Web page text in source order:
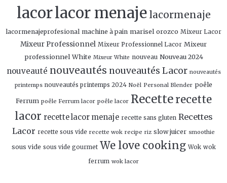
lacorlacor menaje lacormenaje
lacormenajeprofesional machine à pain marisel orozco Mixeur Lacor
Mixeur Professionnel Mixeur Professionnel Lacor Mixeur
professionnel White Mixeur White nouveau Nouveau 2024
nouveauté nouveautés nouveautés Lacor nouveautés
printemps nouveautés printemps 2024 Noël Personal Blender poêle
Ferrum poêle Ferrum lacor poêle lacor Recette recette
lacor recette lacor menaje recette sans gluten Recettes
Lacor recette sous vide recette wok recipe riz slow juicer smoothie
sous vide sous vide gourmet We love cooking Wok wok
ferrum wok lacor